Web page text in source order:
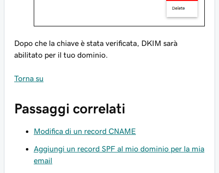
Dopo che la chiave è stata verificata, DKIM sarà
abilitato per il tuo dominio.
Torna su
Passaggi correlati
Modifica di un record CNAME
Aggiungi un record SPF al mio dominio per la mia
email